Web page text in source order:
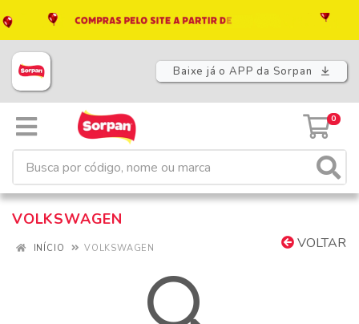
Baixe já o APP da Sorpan
0
VOLKSWAGEN
VOLTAR
INÍCIO VOLKSWAGEN